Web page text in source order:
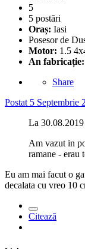
5
5 postări
Oraș: Iasi
Posesor de
Motor: 1.5
An fabricație:
Share
Postat 5 Septembrie
La
Am vazut in
ramane - erau
Eu am mai facut o
decalata cu vreo 10
Citează